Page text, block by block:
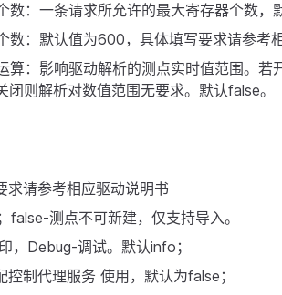
：一条请求所允许的最大寄存器个数，
：默认值为600，具体填写要求请参考
：影响驱动解析的测点实时值范围。若
则解析对数值范围无要求。默认false。
求请参考相应驱动说明书
测点不可新建，仅支持导入。
，Debug-调试。默认info；
制代理服务 使用，默认为false；